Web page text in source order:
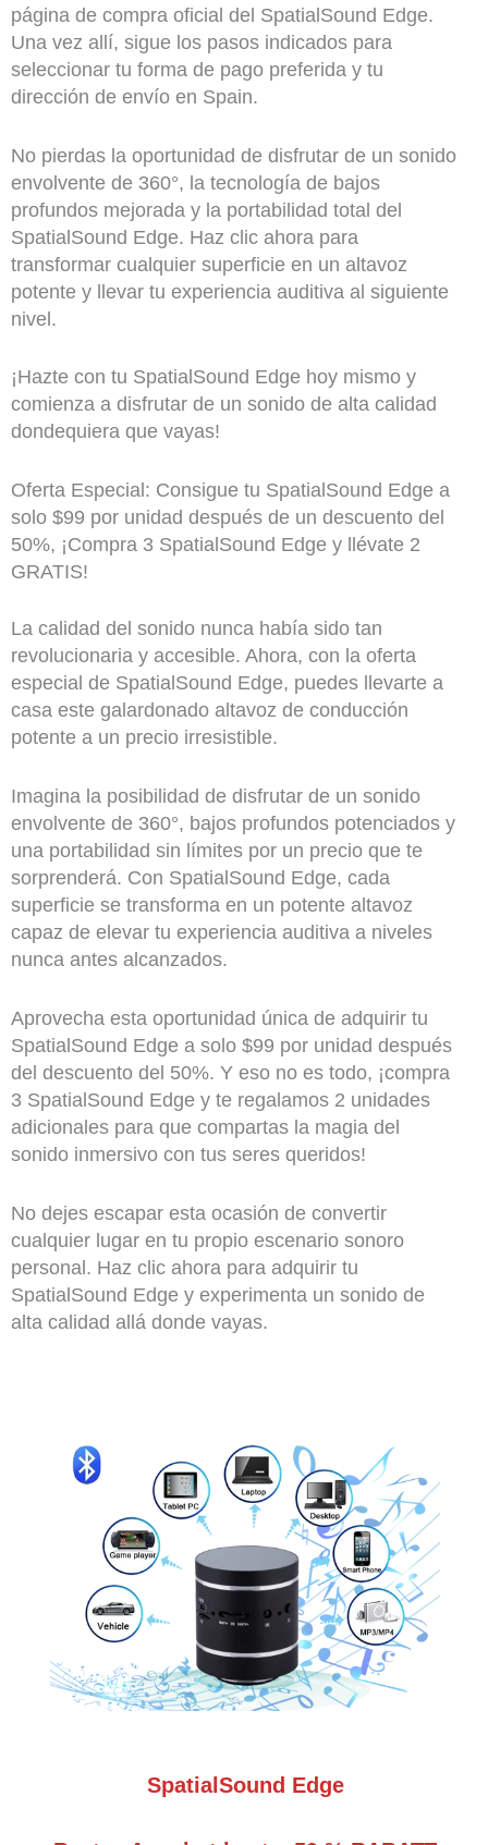
página de compra oficial del SpatialSound Edge.
Una vez allí, sigue los pasos indicados para
seleccionar tu forma de pago preferida y tu
dirección de envío en Spain.
No pierdas la oportunidad de disfrutar de un sonido
envolvente de 360°, la tecnología de bajos
profundos mejorada y la portabilidad total del
SpatialSound Edge. Haz clic ahora para
transformar cualquier superficie en un altavoz
potente y llevar tu experiencia auditiva al siguiente
nivel.
¡Hazte con tu SpatialSound Edge hoy mismo y
comienza a disfrutar de un sonido de alta calidad
dondequiera que vayas!
Oferta Especial: Consigue tu SpatialSound Edge a
solo $99 por unidad después de un descuento del
50%, ¡Compra 3 SpatialSound Edge y llévate 2
GRATIS!
La calidad del sonido nunca había sido tan
revolucionaria y accesible. Ahora, con la oferta
especial de SpatialSound Edge, puedes llevarte a
casa este galardonado altavoz de conducción
potente a un precio irresistible.
Imagina la posibilidad de disfrutar de un sonido
envolvente de 360°, bajos profundos potenciados y
una portabilidad sin límites por un precio que te
sorprenderá. Con SpatialSound Edge, cada
superficie se transforma en un potente altavoz
capaz de elevar tu experiencia auditiva a niveles
nunca antes alcanzados.
Aprovecha esta oportunidad única de adquirir tu
SpatialSound Edge a solo $99 por unidad después
del descuento del 50%. Y eso no es todo, ¡compra
3 SpatialSound Edge y te regalamos 2 unidades
adicionales para que compartas la magia del
sonido inmersivo con tus seres queridos!
No dejes escapar esta ocasión de convertir
cualquier lugar en tu propio escenario sonoro
personal. Haz clic ahora para adquirir tu
SpatialSound Edge y experimenta un sonido de
alta calidad allá donde vayas.
SpatialSound Edge